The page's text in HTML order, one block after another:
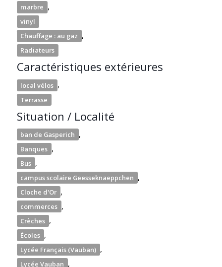
marbre ,
vinyl
Chauffage : au gaz ,
Radiateurs
Caractéristiques extérieures
local vélos ,
Terrasse
Situation / Localité
ban de Gasperich ,
Banques ,
Bus ,
campus scolaire Geesseknaeppchen ,
Cloche d'Or ,
commerces ,
Crèches ,
Écoles ,
Lycée Français (Vauban) ,
Lycée Vauban ,